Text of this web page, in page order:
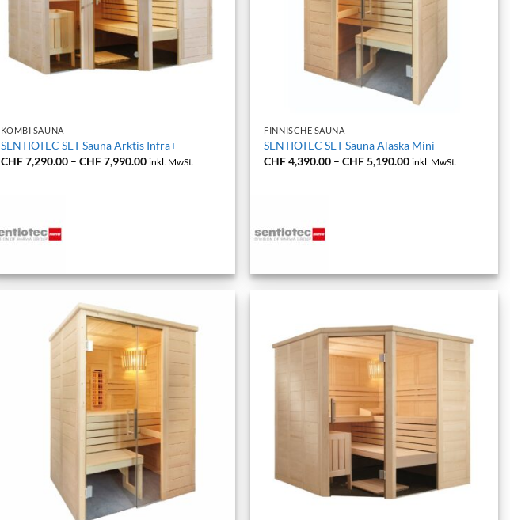
KOMBI SAUNA
SENTIOTEC SET Sauna Arktis Infra+
CHF7,290.00 – CHF7,990.00Preisspanne:
inkl. MwSt.
FINNISCHE SAUNA
SENTIOTEC SET Sauna Alaska Mini
CHF4,390.00 –CHF5,190.00Preisspanne:
inkl. MwSt.